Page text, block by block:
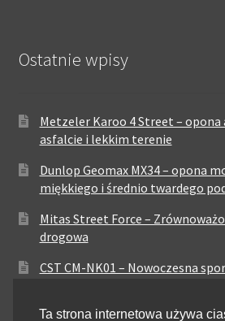
Ostatnie wpisy
Metzeler Karoo 4 Street – opona
asfalcie i lekkim terenie
Dunlop Geomax MX34 – opona
miękkiego i średnio twardego
Mitas Street Force –
drogowa
CST CM-NK01 – Nowoczesna
zrównoważonych osiągach
Ta strona internetowa używa